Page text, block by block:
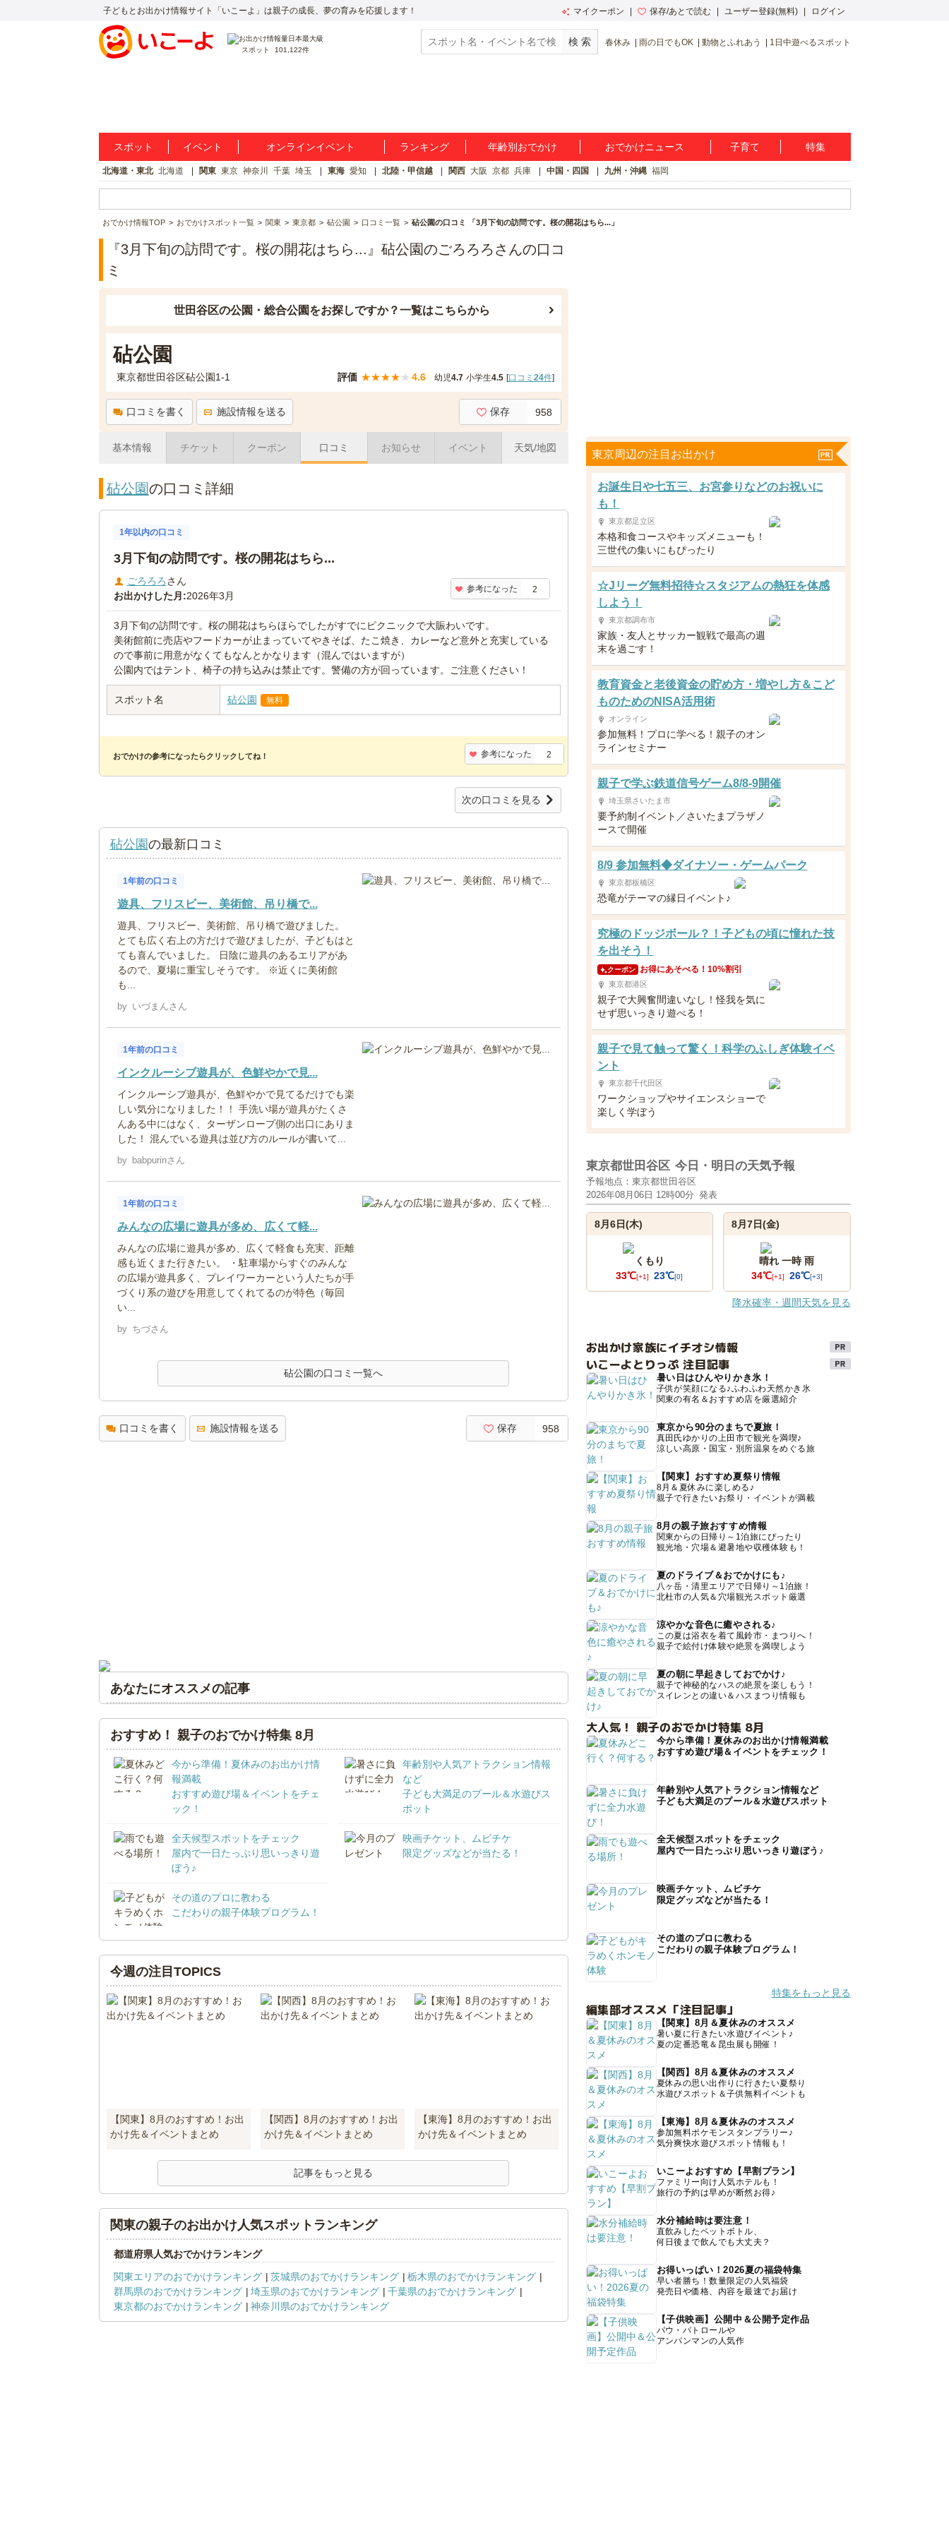
子どもとお出かけ情報サイト「いこーよ」は親子の成長、夢の育みを応援します！ マイクーポン 保存/あとで読む ユーザー登録(無料) ログイン
スポット 101,122件
春休み 雨の日でもOK 動物とふれあう 1日中遊べるスポット
スポット イベント オンラインイベント ランキング 年齢別おでかけ おでかけニュース 子育て 特集
北海道・東北 北海道 関東 東京 神奈川 千葉 埼玉 東海 愛知 北陸・甲信越 関西 大阪 京都 兵庫 中国・四国 九州・沖縄 福岡
おでかけ情報TOP おでかけスポット一覧 関東 東京都 砧公園 口コミ一覧 砧公園の口コミ 「3月下旬の訪問です。桜の開花はちら...」
『3月下旬の訪問です。桜の開花はちら...』砧公園のごろろろさんの口コ
ミ
世田谷区の公園・総合公園をお探しですか？一覧はこちらから
砧公園
東京都世田谷区砧公園1-1 評価 ★★★★★ 4.6 幼児4.7 小学生4.5 [口コミ 24件]
口コミを書く 施設情報を送る 保存 958
基本情報 チケット クーポン 口コミ お知らせ イベント 天気/地図
砧公園の口コミ詳細
1年以内の口コミ
3月下旬の訪問です。桜の開花はちら...
ごろろろさん
お出かけした月:2026年3月
参考になった 2
3月下旬の訪問です。桜の開花はちらほらでしたがすでにピクニックで大賑わいです。
美術館前に売店やフードカーが止まっていてやきそば、たこ焼き、カレーなど意外と充実している
ので事前に用意がなくてもなんとかなります（混んではいますが）
公園内ではテント、椅子の持ち込みは禁止です。警備の方が回っています。ご注意ください！
スポット名 砧公園 無料
おでかけの参考になったらクリックしてね！ 参考になった 2
次の口コミを見る
砧公園の最新口コミ
1年前の口コミ
遊具、フリスビー、美術館、吊り橋で...
遊具、フリスビー、美術館、吊り橋で遊びました。
とても広く右上の方だけで遊びましたが、子どもはと
ても喜んでいました。 日陰に遊具のあるエリアがあ
るので、夏場に重宝しそうです。 ※近くに美術館
も...
by いづまんさん
1年前の口コミ
インクルーシブ遊具が、色鮮やかで見...
インクルーシブ遊具が、色鮮やかで見てるだけでも楽
しい気分になりました！！ 手洗い場が遊具がたくさ
んある中にはなく、ターザンロープ側の出口にありま
した！ 混んでいる遊具は並び方のルールが書いて...
by babpurinさん
1年前の口コミ
みんなの広場に遊具が多め、広くて軽...
みんなの広場に遊具が多め、広くて軽食も充実、距離
感も近くまた行きたい。 ・駐車場からすぐのみんな
の広場が遊具多く、プレイワーカーという人たちが手
づくり系の遊びを用意してくれてるのが特色（毎回
い...
by ちづさん
砧公園の口コミ一覧へ
口コミを書く 施設情報を送る 保存 958
あなたにオススメの記事
おすすめ！ 親子のおでかけ特集 8月
今から準備！夏休みのお出かけ情
報満載
おすすめ遊び場＆イベントをチェ
ック！
年齢別や人気アトラクション情報
など
子ども大満足のプール＆水遊びス
ポット
全天候型スポットをチェック
屋内で一日たっぷり思いっきり遊
ぼう♪
映画チケット、ムビチケ
限定グッズなどが当たる！
その道のプロに教わる
こだわりの親子体験プログラム！
今週の注目TOPICS
【関東】8月のおすすめ！お出
かけ先＆イベントまとめ
【関西】8月のおすすめ！お出
かけ先＆イベントまとめ
【東海】8月のおすすめ！お出
かけ先＆イベントまとめ
記事をもっと見る
関東の親子のお出かけ人気スポットランキング
都道府県人気おでかけランキング
関東エリアのおでかけランキング
茨城県のおでかけランキング
栃木県のおでかけランキング
群馬県のおでかけランキング
埼玉県のおでかけランキング
千葉県のおでかけランキング
東京都のおでかけランキング
神奈川県のおでかけランキング
東京周辺の注目お出かけ
お誕生日や七五三、お宮参りなどのお祝いに
も！
東京都足立区
本格和食コースやキッズメニューも！
三世代の集いにもぴったり
☆Jリーグ無料招待☆スタジアムの熱狂を体感
しよう！
東京都調布市
家族・友人とサッカー観戦で最高の週
末を過ごす！
教育資金と老後資金の貯め方・増やし方＆こど
ものためのNISA活用術
オンライン
参加無料！プロに学べる！親子のオン
ラインセミナー
親子で学ぶ鉄道信号ゲーム8/8-9開催
埼玉県さいたま市
要予約制イベント／さいたまプラザノ
ースで開催
8/9 参加無料◆ダイナソー・ゲームパーク
東京都板橋区
恐竜がテーマの縁日イベント♪
究極のドッジボール？！子どもの頃に憧れた技
を出そう！
クーポン お得にあそべる！10%割引
東京都港区
親子で大興奮間違いなし！怪我を気に
せず思いっきり遊べる！
親子で見て触って驚く！科学のふしぎ体験イベ
ント
東京都千代田区
ワークショップやサイエンスショーで
楽しく学ぼう
東京都世田谷区 今日・明日の天気予報
予報地点：東京都世田谷区
2026年08月06日 12時00分 発表
8月6日(木)
くもり
33℃[+1] 23℃[0]
8月7日(金)
晴れ 一時 雨
34℃[+1] 26℃[+3]
降水確率・週間天気を見る
お出かけ家族にイチオシ情報
いこーよとりっぷ 注目記事
暑い日はひんやりかき氷！
子供が笑顔になる♪ふわふわ天然かき氷
関東の有名＆おすすめ店を厳選紹介
東京から90分のまちで夏旅！
真田氏ゆかりの上田市で観光を満喫♪
涼しい高原・国宝・別所温泉をめぐる旅
【関東】おすすめ夏祭り情報
8月＆夏休みに楽しめる♪
親子で行きたいお祭り・イベントが満載
8月の親子旅おすすめ情報
関東からの日帰り～1泊旅にぴったり
観光地・穴場＆避暑地や収穫体験も！
夏のドライブ＆おでかけにも♪
八ヶ岳・清里エリアで日帰り～1泊旅！
北杜市の人気＆穴場観光スポット厳選
涼やかな音色に癒やされる♪
この夏は浴衣を着て風鈴市・まつりへ！
親子で絵付け体験や絶景を満喫しよう
夏の朝に早起きしておでかけ♪
親子で神秘的なハスの絶景を楽しもう！
スイレンとの違い＆ハスまつり情報も
大人気！ 親子のおでかけ特集 8月
今から準備！夏休みのお出かけ情報満載
おすすめ遊び場＆イベントをチェック！
年齢別や人気アトラクション情報など
子ども大満足のプール＆水遊びスポット
全天候型スポットをチェック
屋内で一日たっぷり思いっきり遊ぼう♪
映画チケット、ムビチケ
限定グッズなどが当たる！
その道のプロに教わる
こだわりの親子体験プログラム！
特集をもっと見る
編集部オススメ「注目記事」
【関東】8月＆夏休みのオススメ
暑い夏に行きたい水遊びイベント♪
夏の定番恐竜＆昆虫展も開催！
【関西】8月＆夏休みのオススメ
夏休みの思い出作りに行きたい夏祭り
水遊びスポット＆子供無料イベントも
【東海】8月＆夏休みのオススメ
参加無料ポケモンスタンプラリー♪
気分爽快水遊びスポット情報も！
いこーよおすすめ【早割プラン】
ファミリー向け人気ホテルも！
旅行の予約は早めが断然お得♪
水分補給時は要注意！
直飲みしたペットボトル、
何日後まで飲んでも大丈夫？
お得いっぱい！2026夏の福袋特集
早い者勝ち！数量限定の人気福袋
発売日や価格、内容を最速でお届け
【子供映画】公開中＆公開予定作品
パウ・パトロールや
アンパンマンの人気作